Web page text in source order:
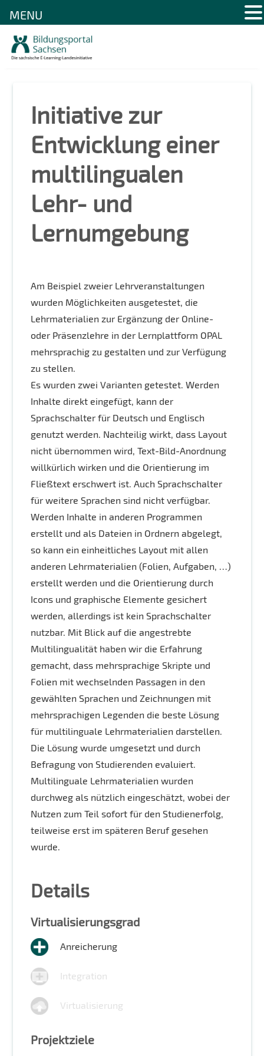
Initiative zur
Entwicklung einer
multilingualen
Lehr- und
Lernumgebung
Am Beispiel zweier Lehrveranstaltungen
wurden Möglichkeiten ausgetestet, die
Lehrmaterialien zur Ergänzung der Online-
oder Präsenzlehre in der Lernplattform OPAL
mehrsprachig zu gestalten und zur Verfügung
zu stellen.
Es wurden zwei Varianten getestet. Werden
Inhalte direkt eingefügt, kann der
Sprachschalter für Deutsch und Englisch
genutzt werden. Nachteilig wirkt, dass Layout
nicht übernommen wird, Text-Bild-Anordnung
willkürlich wirken und die Orientierung im
Fließtext erschwert ist. Auch Sprachschalter
für weitere Sprachen sind nicht verfügbar.
Werden Inhalte in anderen Programmen
erstellt und als Dateien in Ordnern abgelegt,
so kann ein einheitliches Layout mit allen
anderen Lehrmaterialien (Folien, Aufgaben, …)
erstellt werden und die Orientierung durch
Icons und graphische Elemente gesichert
werden, allerdings ist kein Sprachschalter
nutzbar. Mit Blick auf die angestrebte
Multilingualität haben wir die Erfahrung
gemacht, dass mehrsprachige Skripte und
Folien mit wechselnden Passagen in den
gewählten Sprachen und Zeichnungen mit
mehrsprachigen Legenden die beste Lösung
für multilinguale Lehrmaterialien darstellen.
Die Lösung wurde umgesetzt und durch
Befragung von Studierenden evaluiert.
Multilinguale Lehrmaterialien wurden
durchweg als nützlich eingeschätzt, wobei der
Nutzen zum Teil sofort für den Studienerfolg,
teilweise erst im späteren Beruf gesehen
wurde.
Details
Virtualisierungsgrad
Anreicherung
Integration
Virtualisierung
Projektziele
MENU